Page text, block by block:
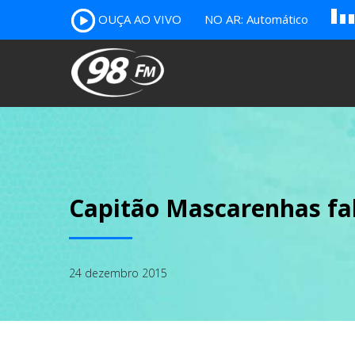
OUÇA AO VIVO
NO AR: Automático
B c
Capitão Mascarenhas
24 dezembro 2015